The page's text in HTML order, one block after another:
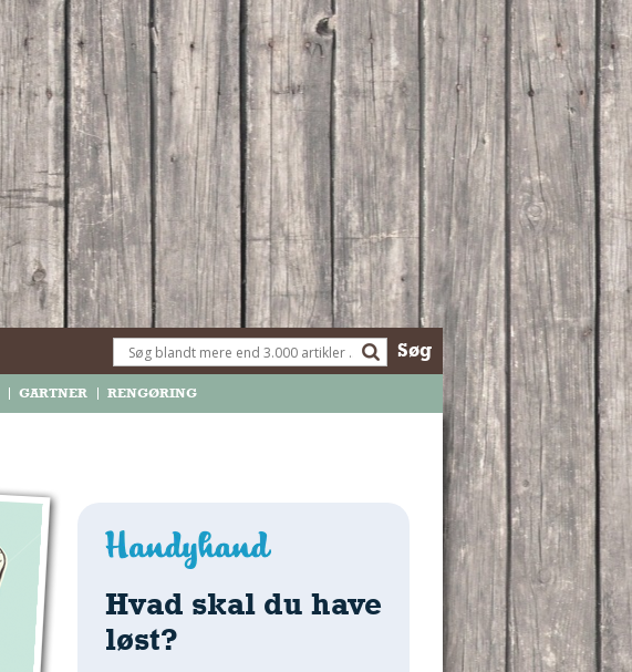
GARTNER RENGØRING
Søg
Hvad skal du have
løst?